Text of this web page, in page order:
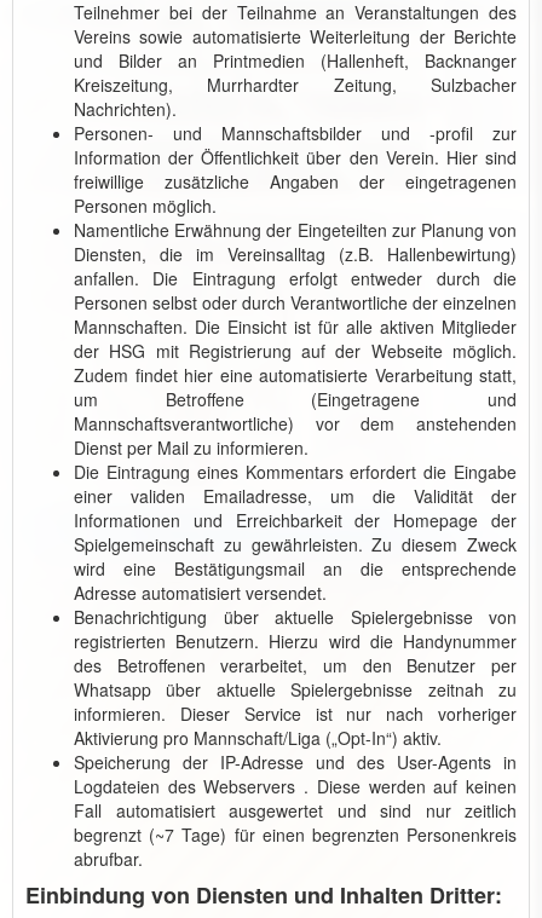
Teilnehmer bei der Teilnahme an Veranstaltungen des
Vereins sowie automatisierte Weiterleitung der Berichte
und Bilder an Printmedien (Hallenheft, Backnanger
Kreiszeitung, Murrhardter Zeitung, Sulzbacher
Nachrichten).
Personen- und Mannschaftsbilder und -profil zur
Information der Öffentlichkeit über den Verein. Hier sind
freiwillige zusätzliche Angaben der eingetragenen
Personen möglich.
Namentliche Erwähnung der Eingeteilten zur Planung von
Diensten, die im Vereinsalltag (z.B. Hallenbewirtung)
anfallen. Die Eintragung erfolgt entweder durch die
Personen selbst oder durch Verantwortliche der einzelnen
Mannschaften. Die Einsicht ist für alle aktiven Mitglieder
der HSG mit Registrierung auf der Webseite möglich.
Zudem findet hier eine automatisierte Verarbeitung statt,
um Betroffene (Eingetragene und
Mannschaftsverantwortliche) vor dem anstehenden
Dienst per Mail zu informieren.
Die Eintragung eines Kommentars erfordert die Eingabe
einer validen Emailadresse, um die Validität der
Informationen und Erreichbarkeit der Homepage der
Spielgemeinschaft zu gewährleisten. Zu diesem Zweck
wird eine Bestätigungsmail an die entsprechende
Adresse automatisiert versendet.
Benachrichtigung über aktuelle Spielergebnisse von
registrierten Benutzern. Hierzu wird die Handynummer
des Betroffenen verarbeitet, um den Benutzer per
Whatsapp über aktuelle Spielergebnisse zeitnah zu
informieren. Dieser Service ist nur nach vorheriger
Aktivierung pro Mannschaft/Liga („Opt-In“) aktiv.
Speicherung der IP-Adresse und des User-Agents in
Logdateien des Webservers . Diese werden auf keinen
Fall automatisiert ausgewertet und sind nur zeitlich
begrenzt (~7 Tage) für einen begrenzten Personenkreis
abrufbar.
Einbindung von Diensten und Inhalten Dritter: